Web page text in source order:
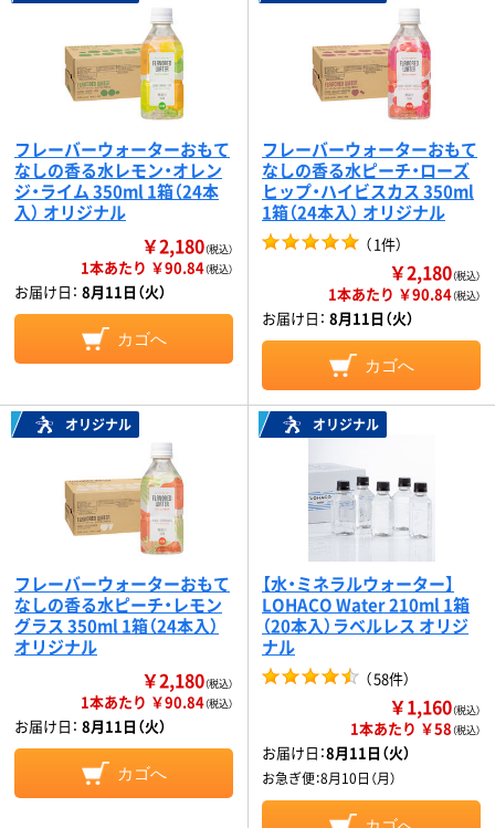
フレーバーウォーターおもて
なしの香る水レモン・オレン
ジ・ライム 350ml 1箱（24本
入） オリジナル
￥2,180（税込）
1本あたり ￥90.84（税込）
お届け日： 8月11日（火）
カゴへ
フレーバーウォーターおもて
なしの香る水ピーチ・ローズ
ヒップ・ハイビスカス 350ml
1箱（24本入） オリジナル
（1件）
￥2,180（税込）
1本あたり ￥90.84（税込）
お届け日： 8月11日（火）
カゴへ
オリジナル
フレーバーウォーターおもて
なしの香る水ピーチ・レモン
グラス 350ml 1箱（24本入）
オリジナル
￥2,180（税込）
1本あたり ￥90.84（税込）
お届け日： 8月11日（火）
カゴへ
オリジナル
【水・ミネラルウォーター】
LOHACO Water 210ml 1箱
（20本入）ラベルレス オリジ
ナル
（58件）
￥1,160（税込）
1本あたり ￥58（税込）
お届け日：8月11日（火）
お急ぎ便：8月10日（月）